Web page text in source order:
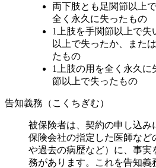
両下肢とも足関節以上
全く永久に失ったもの
1上肢を手関節以上で失
以上で失ったか、また
たもの
1上肢の用を全く永久に
節以上で失ったもの
告知義務（こくちぎむ）
被保険者は、契約の申し込み
保険会社の指定した医師など
や過去の病歴など）に、事実
務があります。これを告知義